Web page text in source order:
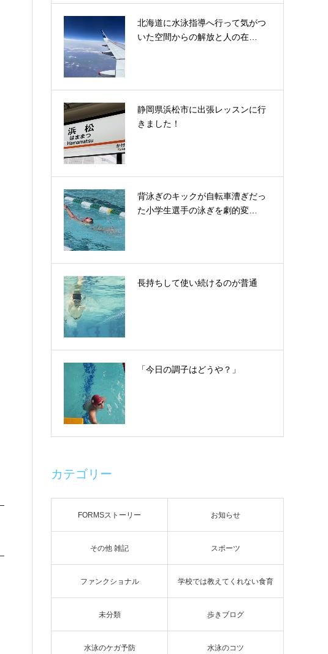
北海道に水泳指導へ行って気がつ
いた空間からの解放と人の在…
静岡県浜松市に出張レッスンに行
きました！
背泳ぎのキックが自転車漕ぎだっ
た小学生選手の泳ぎを劇的変…
長持ちして使い続けるのが普通
「今日の調子はどうや？」
カテゴリー
FORMSストーリー お知らせ
その他 雑記 スポーツ
ファンクショナル 学校では教えてくれない食育
未分類 歩きブログ
水泳のケガ予防 水泳のコツ